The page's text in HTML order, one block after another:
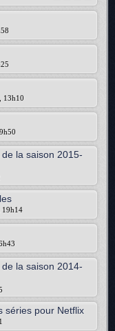
13h10
la saison 2015-
19h14
la saison 2014-
séries pour Netflix